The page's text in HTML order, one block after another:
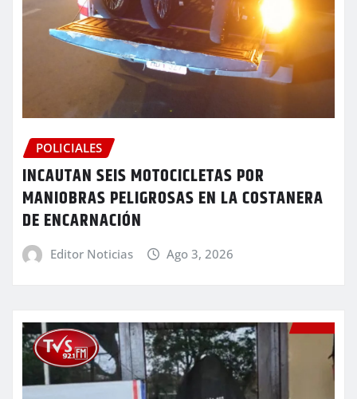
POLICIALES
INCAUTAN SEIS MOTOCICLETAS POR
MANIOBRAS PELIGROSAS EN LA COSTANERA
DE ENCARNACIÓN
Editor Noticias Ago 3, 2026